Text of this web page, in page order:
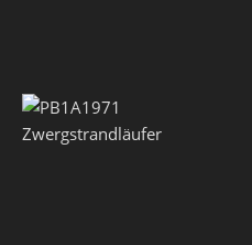
Zwergstrandläufer